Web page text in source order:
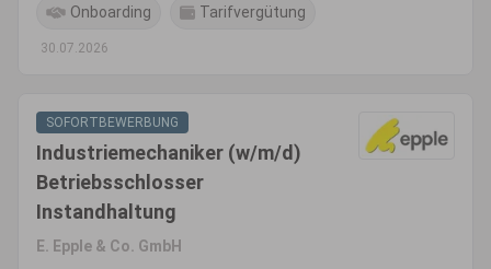
Onboarding Tarifvergütung
30.07.2026
SOFORTBEWERBUNG
Industriemechaniker (w/m/d)
Betriebsschlosser
Instandhaltung
E. Epple & Co. GmbH